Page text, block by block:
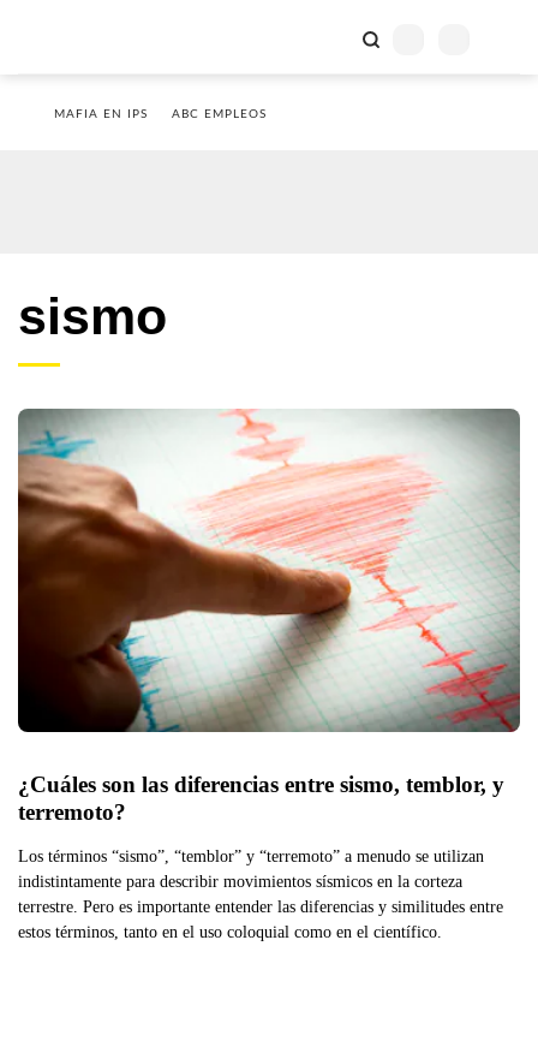
MAFIA EN IPS ABC EMPLEOS
sismo
¿Cuáles son las diferencias entre sismo, temblor, y
terremoto?
Los términos “sismo”, “temblor” y “terremoto” a menudo se utilizan
indistintamente para describir movimientos sísmicos en la corteza
terrestre. Pero es importante entender las diferencias y similitudes entre
estos términos, tanto en el uso coloquial como en el científico.